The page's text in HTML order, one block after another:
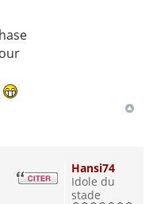
Hansi74
Idole du
stade